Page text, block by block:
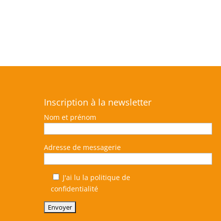
Inscription à la newsletter
Nom et prénom
Adresse de messagerie
J'ai lu la politique de
confidentialité